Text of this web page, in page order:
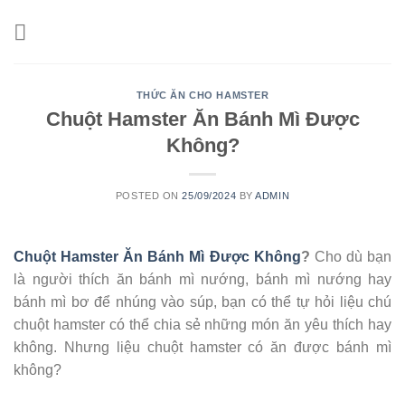
THỨC ĂN CHO HAMSTER
Chuột Hamster Ăn Bánh Mì Được
Không?
POSTED ON25/09/2024 BYADMIN
Chuột Hamster Ăn Bánh Mì Được Không? Cho dù bạn
là người thích ăn bánh mì nướng, bánh mì nướng hay
bánh mì bơ để nhúng vào súp, bạn có thể tự hỏi liệu chú
chuột hamster có thể chia sẻ những món ăn yêu thích hay
không. Nhưng liệu chuột hamster có ăn được bánh mì
không?